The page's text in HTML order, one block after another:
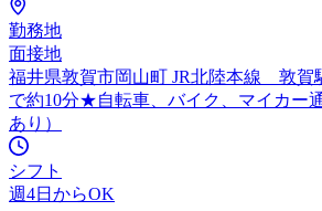
勤務地
面接地
福井県敦賀市岡山町 JR北陸本線 敦賀
で約10分★自転車、バイク、マイカー
あり）
シフト
週4日からOK